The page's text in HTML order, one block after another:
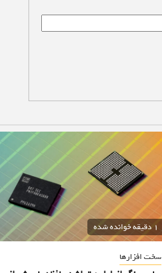
1 دقیقه خوانده شده
سخت افزارها